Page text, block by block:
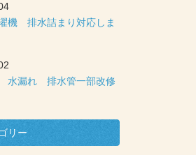
機 排水詰まり対応しま
水漏れ 排水管一部改修
リー